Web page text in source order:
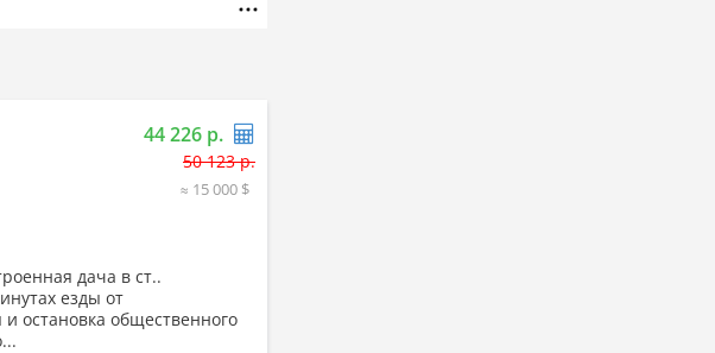
44 226 р.
50 123 р.
≈ 15 000 $
дача в ст..
езды от
остановка общественного